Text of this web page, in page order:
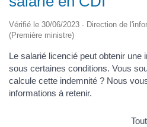
Vérifié le 30/06/2023 - Direction de
(Première ministre)
Le salarié licencié peut obtenir une
sous certaines conditions. Vous
calcule cette indemnité ? Nous
informations à retenir.